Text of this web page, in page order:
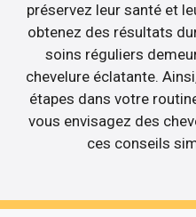
préservez leur santé et
obtenez des résultats
soins réguliers
chevelure éclatante.
étapes dans votre
vous envisagez des
ces conseils